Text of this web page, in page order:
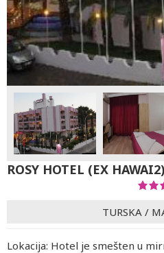
ROSY HOTEL (EX
TURSKA /
Lokacija: Hotel je smešten u